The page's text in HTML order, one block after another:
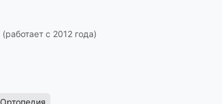
(работает с 2012 года)
Ортопедия